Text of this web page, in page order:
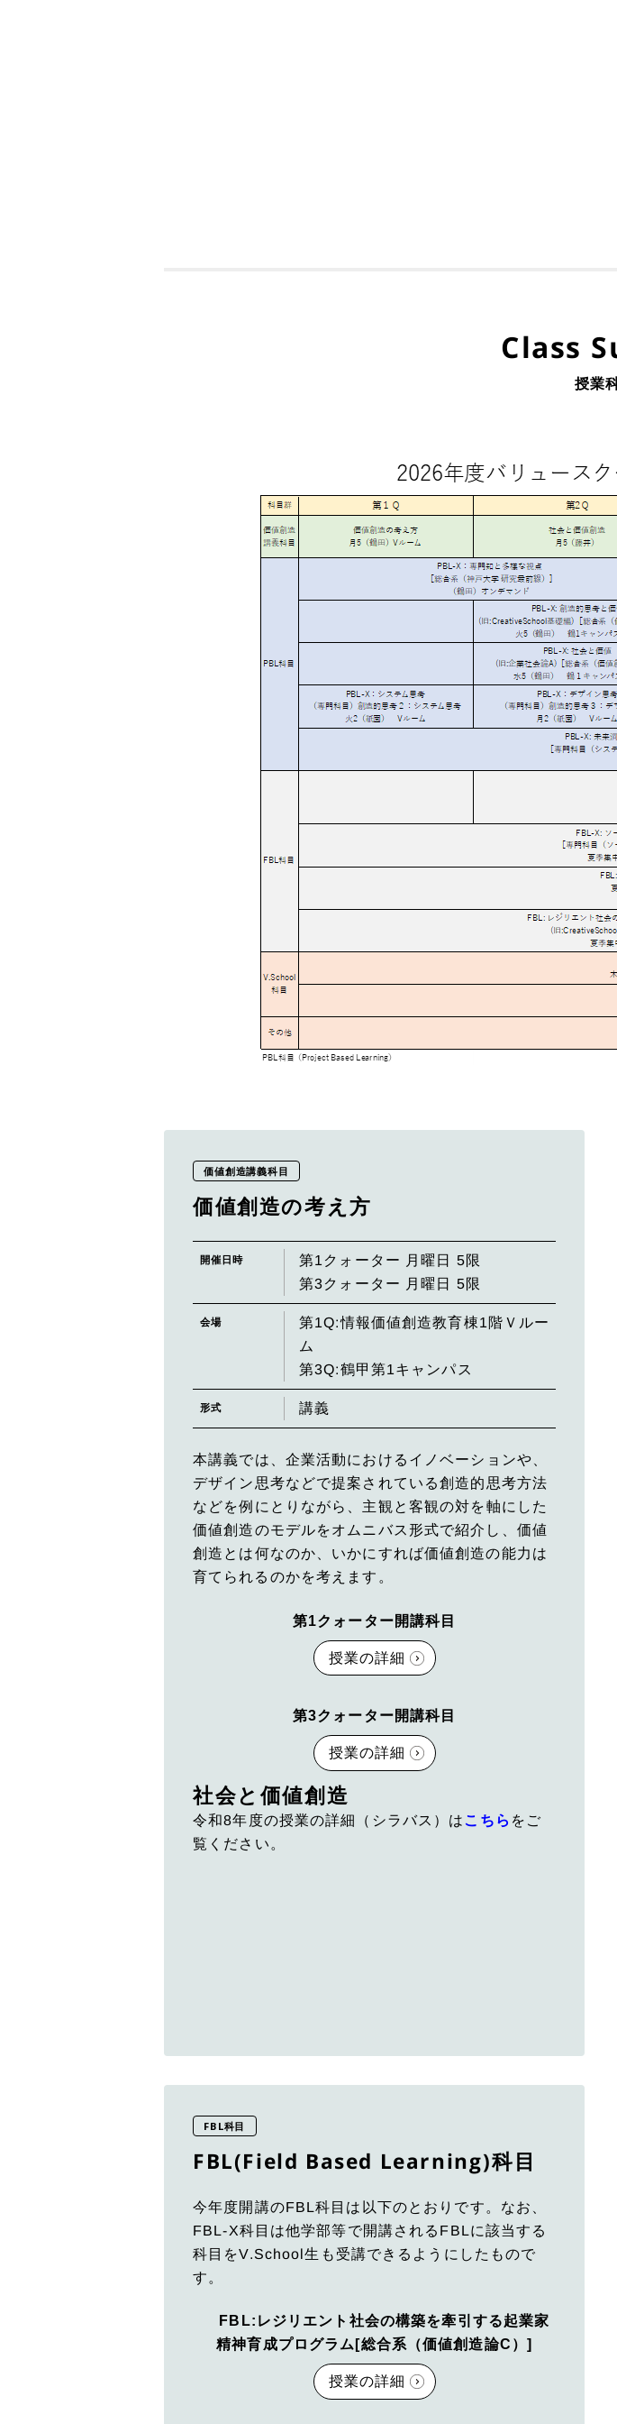
Class
授業
価値創造講義科目
価値創造の考え方
開催日時
第1クォーター 月曜日 5限
第3クォーター 月曜日 5限
会場 第1Q:情報価値創造教育棟1階Ｖルー
ム
第3Q:鶴甲第1キャンパス
形式 講義
本講義では、企業活動におけるイノベーションや、
デザイン思考などで提案されている創造的思考方法
などを例にとりながら、主観と客観の対を軸にした
価値創造のモデルをオムニバス形式で紹介し、価値
創造とは何なのか、いかにすれば価値創造の能力は
育てられるのかを考えます。
第1クォーター開講科目
授業の詳細
第3クォーター開講科目
授業の詳細
社会と価値創造
令和8年度の授業の詳細（シラバス）は こちら をご
覧ください。
FBL科目
FBL(Field Based Learning)科目
今年度開講のFBL科目は以下のとおりです。なお、
FBL-X科目は他学部等で開講されるFBLに該当する
科目をV.School生も受講できるようにしたもので
す。
FBL:レジリエント社会の構築を牽引する起業家
精神育成プログラム[総合系（価値創造論C）]
授業の詳細